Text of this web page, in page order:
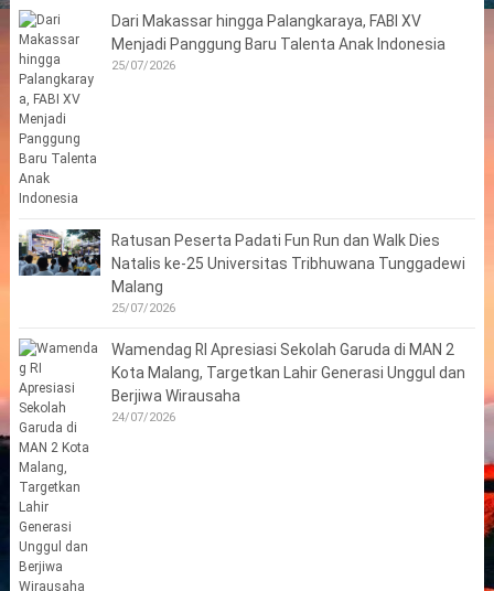
Dari Makassar hingga Palangkaraya, FABI XV
Menjadi Panggung Baru Talenta Anak Indonesia
25/07/2026
Ratusan Peserta Padati Fun Run dan Walk Dies
Natalis ke-25 Universitas Tribhuwana Tunggadewi
Malang
25/07/2026
Wamendag RI Apresiasi Sekolah Garuda di MAN 2
Kota Malang, Targetkan Lahir Generasi Unggul dan
Berjiwa Wirausaha
24/07/2026